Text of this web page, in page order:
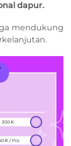
dapur.
mendukung